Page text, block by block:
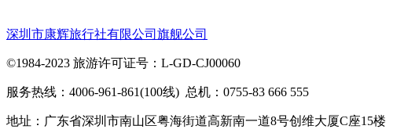
深圳市康辉旅行社有限公司旗舰公司
©1984-2023 旅游许可证号：L-GD-CJ00060
服务热线：4006-961-861(100线) 总机：0755-83 666 555
地址：广东省深圳市南山区粤海街道高新南一道8号创维大厦C座15楼